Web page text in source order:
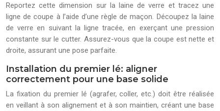
Reportez cette dimension sur la laine de verre et tracez une
ligne de coupe à l’aide d’une règle de maçon. Découpez la laine
de verre en suivant la ligne tracée, en exerçant une pression
constante sur le cutter. Assurez-vous que la coupe est nette et
droite, assurant une pose parfaite.
Installation du premier lé: aligner
correctement pour une base solide
La fixation du premier lé (agrafer, coller, etc.) doit être réalisée
en veillant à son alignement et à son maintien, créant une base